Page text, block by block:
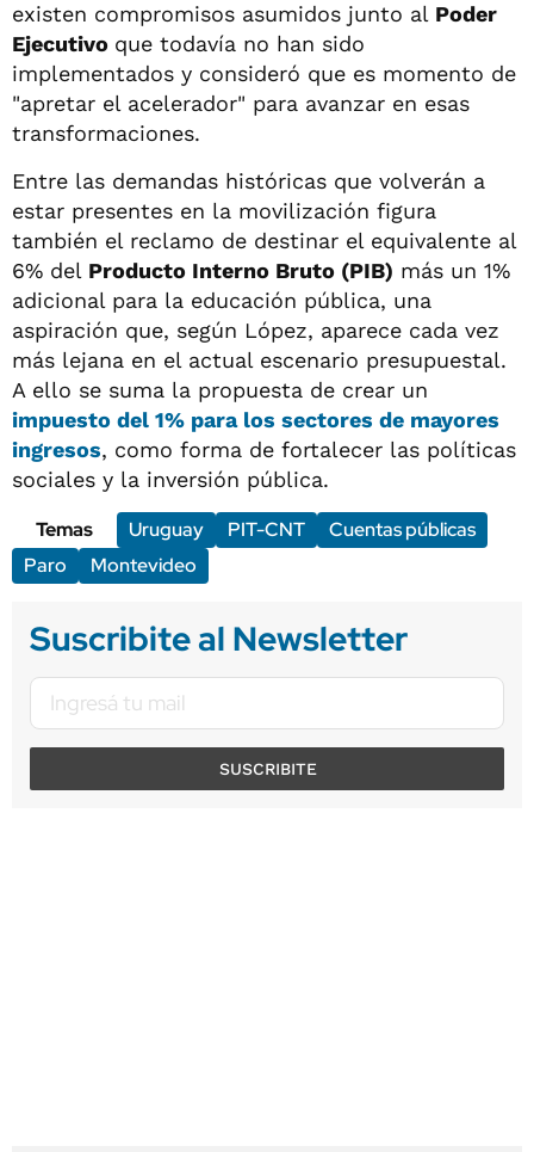
existen compromisos asumidos junto al Poder
Ejecutivo que todavía no han sido
implementados y consideró que es momento de
"apretar el acelerador" para avanzar en esas
transformaciones.
Entre las demandas históricas que volverán a
estar presentes en la movilización figura
también el reclamo de destinar el equivalente al
6% del Producto Interno Bruto (PIB) más un 1%
adicional para la educación pública, una
aspiración que, según López, aparece cada vez
más lejana en el actual escenario presupuestal.
A ello se suma la propuesta de crear un
impuesto del 1% para los sectores de mayores
ingresos, como forma de fortalecer las políticas
sociales y la inversión pública.
Temas
Uruguay PIT-CNT
Cuentas públicas
Paro
Montevideo
Suscribite al Newsletter
SUSCRIBITE